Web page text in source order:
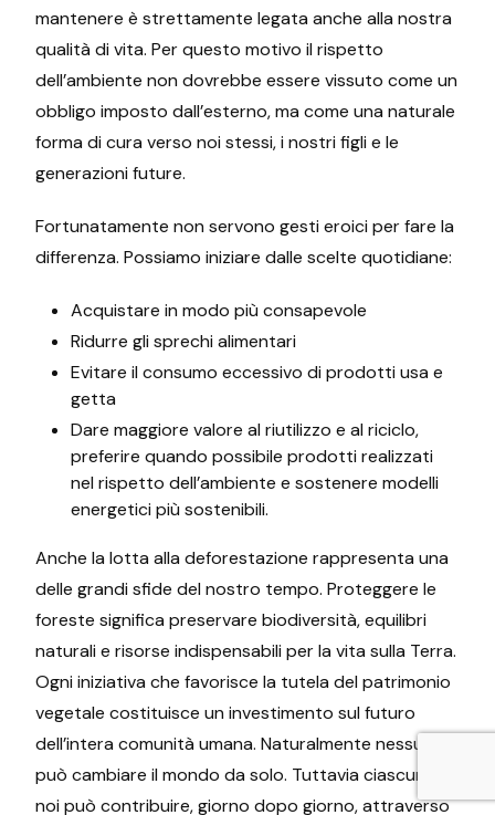
mantenere è strettamente legata anche alla nostra
qualità di vita. Per questo motivo il rispetto
dell’ambiente non dovrebbe essere vissuto come un
obbligo imposto dall’esterno, ma come una naturale
forma di cura verso noi stessi, i nostri figli e le
generazioni future.
Fortunatamente non servono gesti eroici per fare la
differenza. Possiamo iniziare dalle scelte quotidiane:
Acquistare in modo più consapevole
Ridurre gli sprechi alimentari
Evitare il consumo eccessivo di prodotti usa e
getta
Dare maggiore valore al riutilizzo e al riciclo,
preferire quando possibile prodotti realizzati
nel rispetto dell’ambiente e sostenere modelli
energetici più sostenibili.
Anche la lotta alla deforestazione rappresenta una
delle grandi sfide del nostro tempo. Proteggere le
foreste significa preservare biodiversità, equilibri
naturali e risorse indispensabili per la vita sulla Terra.
Ogni iniziativa che favorisce la tutela del patrimonio
vegetale costituisce un investimento sul futuro
dell’intera comunità umana. Naturalmente nessuno
può cambiare il mondo da solo. Tuttavia ciascuno di
noi può contribuire, giorno dopo giorno, attraverso